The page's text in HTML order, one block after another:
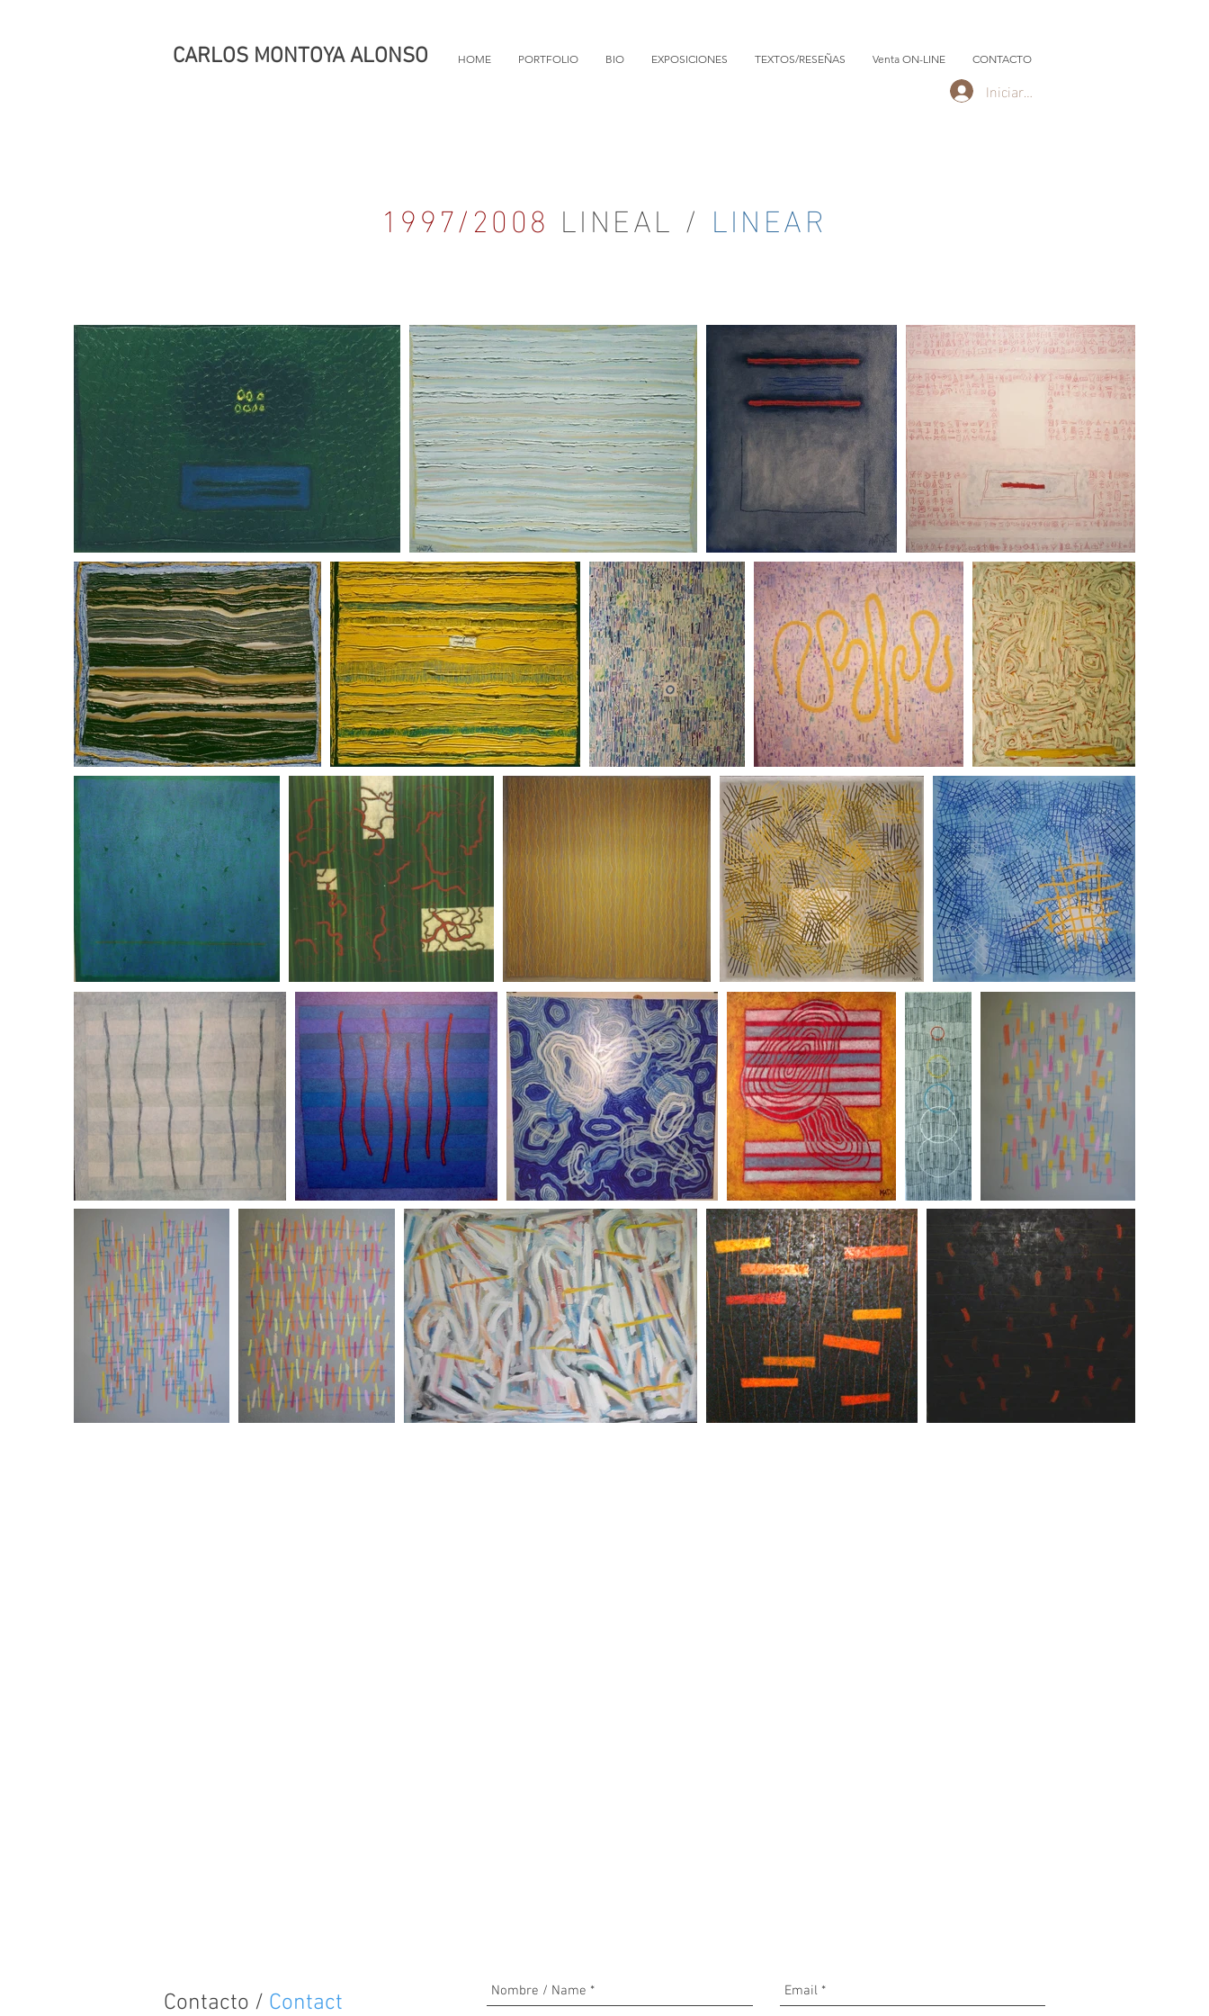
CARLOS MONTOYA ALONSO HOME PORTFOLIO BIO EXPOSICIONES TEXTOS/RESEÑAS Venta ON-LINE CONTACTO
Iniciar sesión
1997/2008 LINEAL / LINEAR
Contacto / Contact